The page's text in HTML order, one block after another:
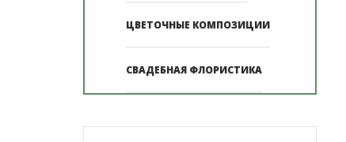
ЦВЕТОЧНЫЕ КОМПОЗИЦИИ
СВАДЕБНАЯ ФЛОРИСТИКА